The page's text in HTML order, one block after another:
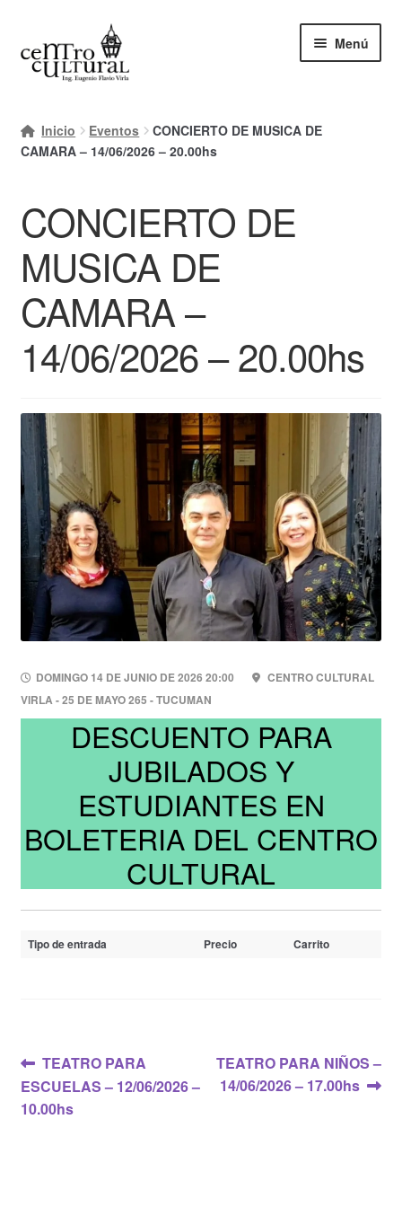
a
al
contenido
Menú
Mi cuenta
Finalizar compra
Ayuda Rapida
Inicio Eventos
CONCIERTO DE MUSICA DE
CAMARA – 14/06/2026 – 20.00hs
CONCIERTO DE
MUSICA DE
CAMARA –
14/06/2026 – 20.00hs
DOMINGO 14 DE JUNIO DE 2026 20:00
CENTRO CULTURAL
VIRLA - 25 DE MAYO 265 - TUCUMAN
DESCUENTO PARA
JUBILADOS Y
ESTUDIANTES EN
BOLETERIA DEL CENTRO
CULTURAL
Tipo de entrada Precio Carrito
Navegación
de
Anterior:
TEATRO PARA
ESCUELAS – 12/06/2026 –
10.00hs
Siguiente:
TEATRO PARA NIÑOS –
14/06/2026 – 17.00hs